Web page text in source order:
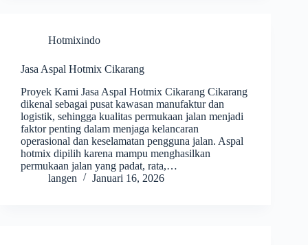
Hotmixindo
Jasa Aspal Hotmix Cikarang
Proyek Kami Jasa Aspal Hotmix Cikarang Cikarang
dikenal sebagai pusat kawasan manufaktur dan
logistik, sehingga kualitas permukaan jalan menjadi
faktor penting dalam menjaga kelancaran
operasional dan keselamatan pengguna jalan. Aspal
hotmix dipilih karena mampu menghasilkan
permukaan jalan yang padat, rata,…
langen
Januari 16, 2026